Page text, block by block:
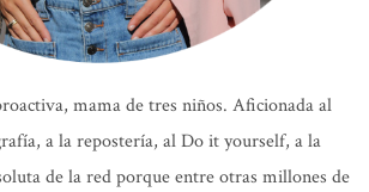
mama de tres niños. Aficionada al
a la repostería, al Do it yourself, a la
de la red porque entre otras millones de